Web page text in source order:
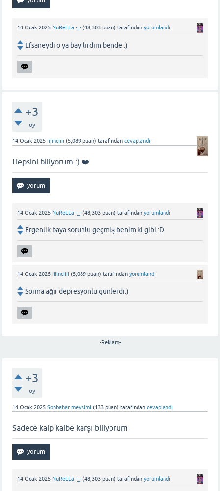
14 Ocak 2025 NuReLLa -_- (48,303 puan) tarafından yorumlandı
Efsaneydi o ya bayılırdım bende :)
+3
oy
14 Ocak 2025 iiiinciiii (5,089 puan) tarafından cevaplandı
Hepsini biliyorum :) ❤️
14 Ocak 2025 NuReLLa -_- (48,303 puan) tarafından yorumlandı
Ergenlik baya sorunlu geçmiş benim ki gibi :D
14 Ocak 2025 iiiinciiii (5,089 puan) tarafından yorumlandı
Sorma ağır depresyonlu günlerdi:)
-Reklam-
+3
oy
14 Ocak 2025 Sonbahar mevsimi (133 puan) tarafından cevaplandı
Sadece kalp kalbe karşı biliyorum
14 Ocak 2025 NuReLLa -_- (48,303 puan) tarafından yorumlandı